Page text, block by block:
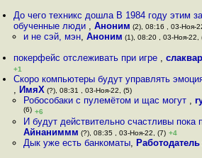
До чего техникс дошла В 1984 году этим
обученные люди ,Аноним (2), 08:16 , 03-Ноя-
и не сэй, мэн, Аноним (1), 08:20 , 03-Ноя-22,
покерфейс отслеживать при игре ,
+1
Скоро компьютеры будут управлять
, ИмяХ (?), 08:31 , 03-Ноя-22, (5)
Робособаки с пулемётом и щас могут ,
(6) +6
И будут действительно счастливы пока
Айнаниммм (?), 08:35 , 03-Ноя-22, (7) +4
Дык уже есть банкоматы, Работодатель